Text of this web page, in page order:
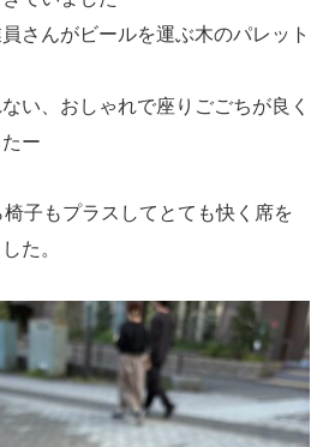
さんがビールを運ぶ木のパレット
い、おしゃれで座りごごちが良く
ー
子もプラスしてとても快く席を
た。